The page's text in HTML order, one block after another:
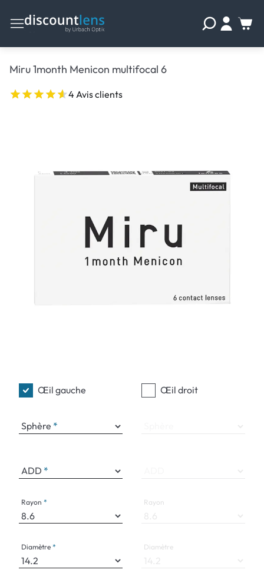
Miru 1month Menicon multifocal 6
4 Avis clients
Œil gauche
Sphère
ADD
Rayon
Diamètre
Œil droit
Rayon
Diamètre